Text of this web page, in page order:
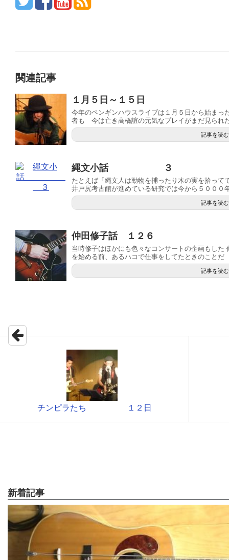
関連記事
１月５日～１５日
今年のペンギンハウスライブは１月５日から始ま
者も 今は亡き高橋誼の元気なプレイがまだ見られ
記事を読む
縄文小話 ３
たとえば「縄文人は動物を捕ったり木の実を拾って
井戸尻考古館が進めている研究では今から５０００
記事を読む
仲田修子話 １２６
当時修子はほかにも色々なコンサートの企画もした
を始める前、あるハコで仕事をしてたときのこと
記事を読む
チンピラたち １２日
新着記事